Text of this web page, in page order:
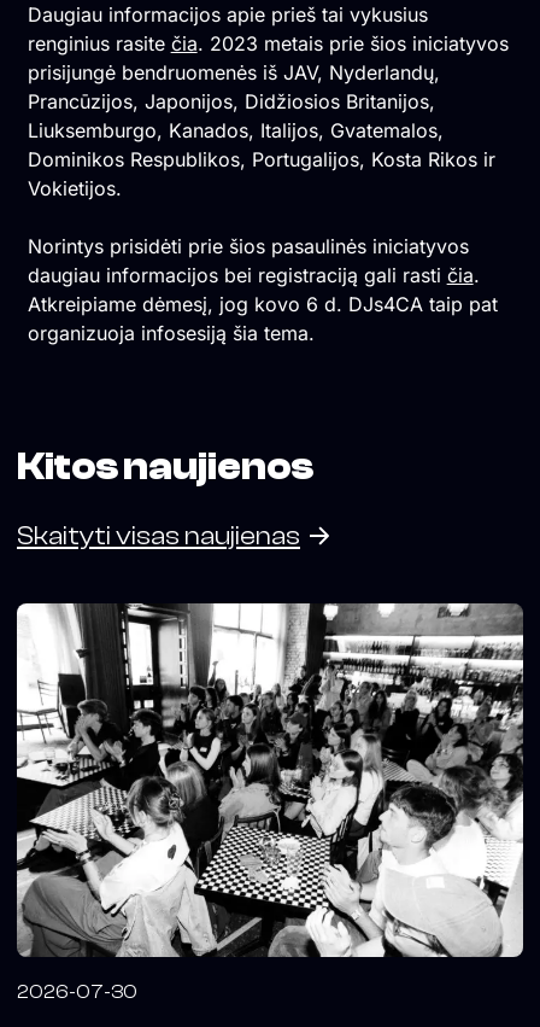
Daugiau informacijos apie prieš tai vykusius
renginius rasite čia. 2023 metais prie šios iniciatyvos
prisijungė bendruomenės iš JAV, Nyderlandų,
Prancūzijos, Japonijos, Didžiosios Britanijos,
Liuksemburgo, Kanados, Italijos, Gvatemalos,
Dominikos Respublikos, Portugalijos, Kosta Rikos ir
Vokietijos.
Norintys prisidėti prie šios pasaulinės iniciatyvos
daugiau informacijos bei registraciją gali rasti čia.
Atkreipiame dėmesį, jog kovo 6 d. DJs4CA taip pat
organizuoja infosesiją šia tema.
Kitos naujienos
Skaityti visas naujienas
2026-07-30